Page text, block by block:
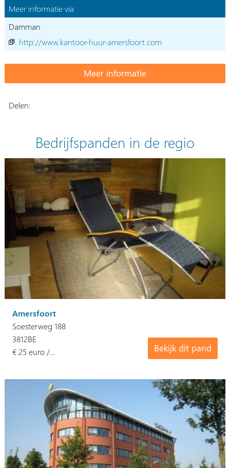
Meer informatie via
Damman
http://www.kantoor-huur-amersfoort.com
Delen:
Bedrijfspanden in de regio
Amersfoort
Soesterweg 188
Bekijk dit pand
3812BE
€ 25 euro /…